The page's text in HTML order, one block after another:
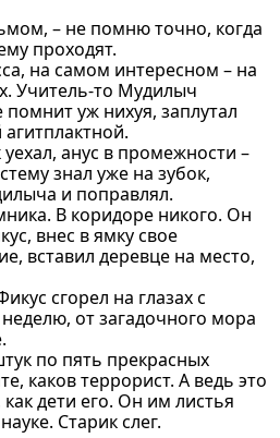
– не помню точно, когда
проходят.
на самом интересном – на
Учитель-то Мудилыч
помнит уж нихуя, заплутал
анус в промежности –
знал уже на зубок,
и поправлял.
В коридоре никого. Он
внес в ямку свое
вставил деревце на место,
сгорел на глазах с
от загадочного мора
по пять прекрасных
каков террорист. А ведь это
дети его. Он им листья
Старик слег.